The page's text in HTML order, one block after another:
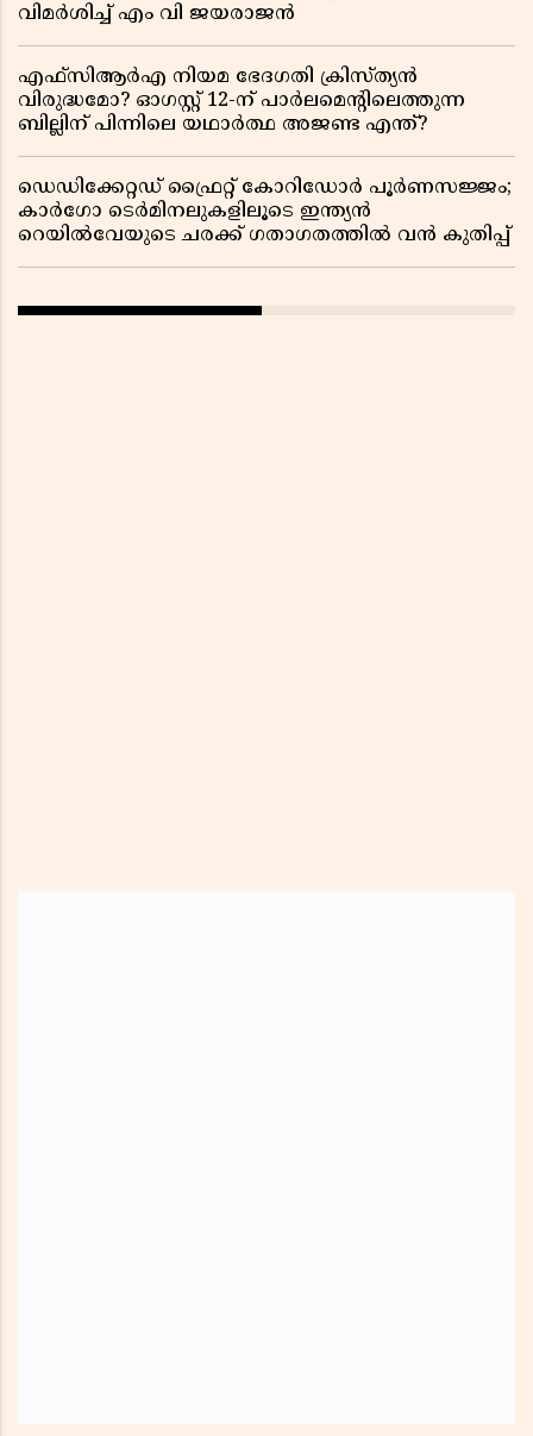
വിമർശിച്ച് എം വി ജയരാജൻ
എഫ്സിആർഎ നിയമ ഭേദഗതി ക്രിസ്ത്യൻ
വിരുദ്ധമോ? ഓഗസ്റ്റ് 12-ന് പാർലമെന്റിലെത്തുന്ന
ബില്ലിന് പിന്നിലെ യഥാർത്ഥ അജണ്ട എന്ത്?
ഡെഡിക്കേറ്റഡ് ഫ്രൈറ്റ് കോറിഡോർ പൂർണസജ്ജം;
കാർഗോ ടെർമിനലുകളിലൂടെ ഇന്ത്യൻ
റെയിൽവേയുടെ ചരക്ക് ഗതാഗതത്തിൽ വൻ കുതിപ്പ്